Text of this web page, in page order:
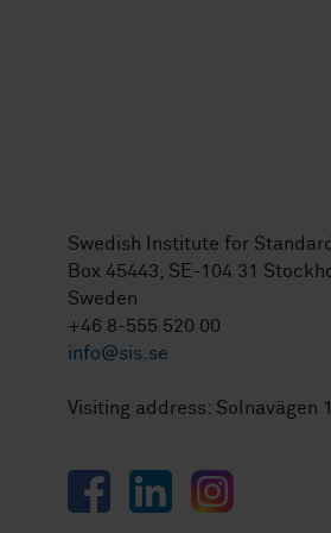
Swedish Institute for
Box 45443, SE-104 31
Sweden
+46 8-555 520 00
info@sis.se
Visiting address: Solnavägen
FacebookLinkedInInstagram